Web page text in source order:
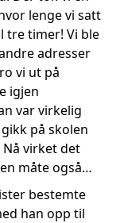
lenge vi satt
tre timer! Vi ble
adresser
vi ut på
igjen
var virkelig
på skolen
virket det
måte også…
bestemte
han opp til